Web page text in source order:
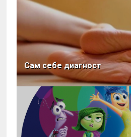
Сам себе диагност